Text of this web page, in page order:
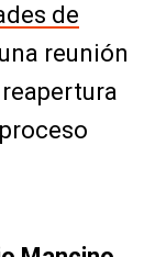
de
reunión